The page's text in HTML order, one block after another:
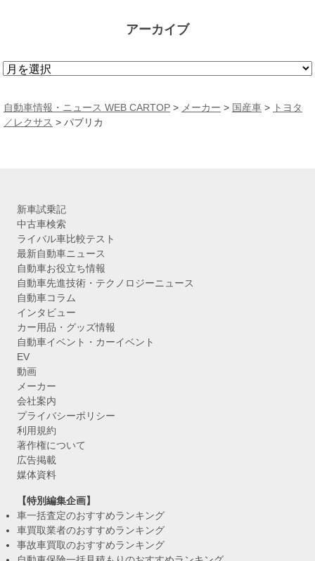
アーカイブ
ア
カ
イ
自動車情報・ニュース WEB CARTOP > メーカー > 国産車 > トヨタ
／レクサス > パブリカ
新車試乗記
中古車検索
ライバル車比較テスト
最新自動車ニュース
自動車お役立ち情報
自動車先進技術・テクノロジーニュース
自動車コラム
インタビュー
カー用品・グッズ情報
自動車イベント・カーイベント
EV
動画
メーカー
会社案内
プライバシーポリシー
利用規約
著作権について
広告掲載
媒体資料
【特別編集企画】
車一括査定のおすすめランキング
車買取業者のおすすめランキング
事故車買取のおすすめランキング